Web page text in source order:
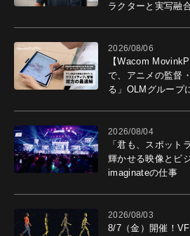
ラクターと実写融
2026/08/06
【Wacom
で、アニメの監督
る」OLMグループ
2026/08/04
「君も、スポッ
輝かせる映像とビ
imaginateの仕事
2026/08/03
8/7（金）開催！